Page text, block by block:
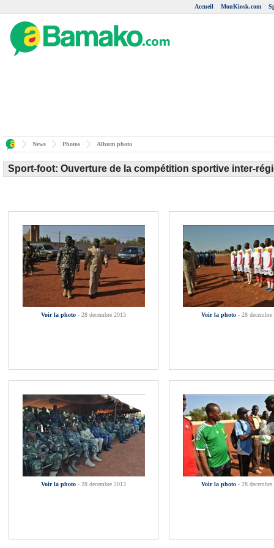
Accueil MonKiosk.com
News Photos Album photo
Sport-foot: Ouverture de la compétition sportive inter-
Voir la photo - 28 decembre 2013 Voir la photo - 28 decembre
Voir la photo - 28 decembre 2013 Voir la photo - 28 decembre